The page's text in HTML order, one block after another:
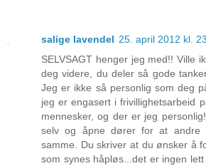
salige lavendel 25. april 2012 kl.
SELVSAGT henger jeg med!! Ville
deg videre, du deler så gode
Jeg er ikke så personlig som deg
jeg er engasert i frivillighetsarbeid
mennesker, og der er jeg
selv og åpne dører for at
samme. Du skriver at du ønsker å
som synes håpløs...det er ingen